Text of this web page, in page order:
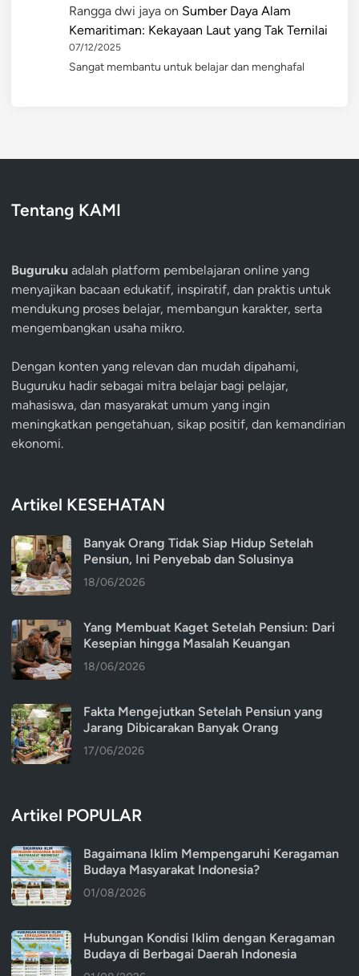
Rangga dwi jaya on Sumber Daya Alam
Kemaritiman: Kekayaan Laut yang Tak Ternilai
07/12/2025
Sangat membantu untuk belajar dan menghafal
Tentang KAMI
Buguruku adalah platform pembelajaran online yang
menyajikan bacaan edukatif, inspiratif, dan praktis untuk
mendukung proses belajar, membangun karakter, serta
mengembangkan usaha mikro.
Dengan konten yang relevan dan mudah dipahami,
Buguruku hadir sebagai mitra belajar bagi pelajar,
mahasiswa, dan masyarakat umum yang ingin
meningkatkan pengetahuan, sikap positif, dan kemandirian
ekonomi.
Artikel KESEHATAN
Banyak Orang Tidak Siap Hidup Setelah
Pensiun, Ini Penyebab dan Solusinya
18/06/2026
Yang Membuat Kaget Setelah Pensiun: Dari
Kesepian hingga Masalah Keuangan
18/06/2026
Fakta Mengejutkan Setelah Pensiun yang
Jarang Dibicarakan Banyak Orang
17/06/2026
Artikel POPULAR
Bagaimana Iklim Mempengaruhi Keragaman
Budaya Masyarakat Indonesia?
01/08/2026
Hubungan Kondisi Iklim dengan Keragaman
Budaya di Berbagai Daerah Indonesia